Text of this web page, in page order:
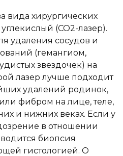
вида хирургических
(СО2-лазер).
удаления сосудов и
(гемангиом,
звездочек) на
лазер лучше подходит
удалений родинок,
фибром на лице, теле,
и нижних веках. Если у
в отношении
биопсия
гистологией. О